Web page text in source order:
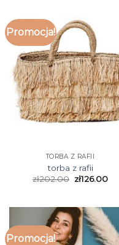
Promocja!
TORBA Z RAFII
torba z rafii
zł202.00 zł126.00
Promocja!